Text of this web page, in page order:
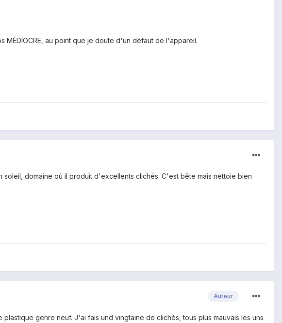
au point que je doute d'un défaut de l'appareil.
domaine où il produit d'excellents clichés. C'est bête mais nettoie bien
Auteur
genre neuf. J'ai fais und vingtaine de clichés, tous plus mauvais les uns